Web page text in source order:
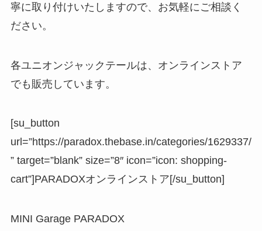
寧に取り付けいたしますので、お気軽にご相談く
ださい。
各ユニオンジャックテールは、オンラインストア
でも販売しています。
[su_button
url=”https://paradox.thebase.in/categories/1629337/
” target=”blank” size=”8″ icon=”icon: shopping-
cart”]PARADOXオンラインストア[/su_button]
MINI Garage PARADOX